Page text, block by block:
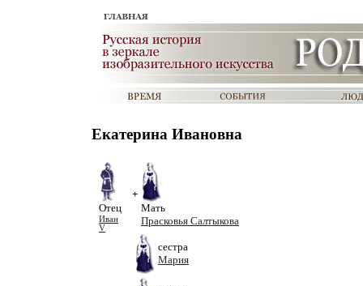
Екатерина Ивановна
Отец
Иван
V
+
Мать
Прасковья Салтыкова
сестра
Мария